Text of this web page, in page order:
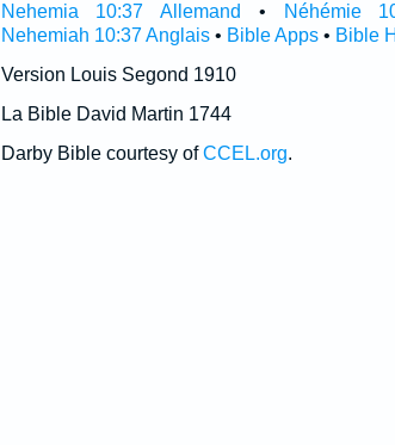
Nehemia 10:37 Allemand
• Néhémie
Nehemiah 10:37 Anglais• Bible Apps• Bible
Version Louis Segond 1910
La Bible David Martin 1744
Darby Bible courtesy ofCCEL.org.